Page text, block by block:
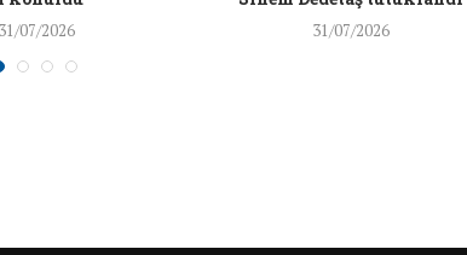
31/07/2026 31/07/2026